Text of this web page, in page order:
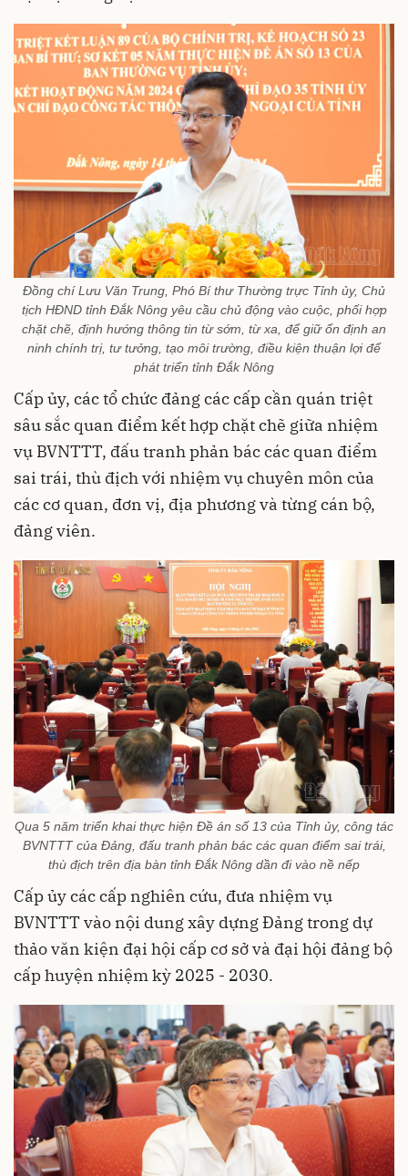
Đồng chí Lưu Văn Trung, Phó Bí thư Thường trực Tỉnh ủy, Chủ
tịch HĐND tỉnh Đắk Nông yêu cầu chủ động vào cuộc, phối hợp
chặt chẽ, định hướng thông tin từ sớm, từ xa, để giữ ổn định an
ninh chính trị, tư tưởng, tạo môi trường, điều kiện thuận lợi để
phát triển tỉnh Đắk Nông
Cấp ủy, các tổ chức đảng các cấp cần quán triệt
sâu sắc quan điểm kết hợp chặt chẽ giữa nhiệm
vụ BVNTTT, đấu tranh phản bác các quan điểm
sai trái, thù địch với nhiệm vụ chuyên môn của
các cơ quan, đơn vị, địa phương và từng cán bộ,
đảng viên.
Qua 5 năm triển khai thực hiện Đề án số 13 của Tỉnh ủy, công tác
BVNTTT của Đảng, đấu tranh phản bác các quan điểm sai trái,
thù địch trên địa bàn tỉnh Đắk Nông dần đi vào nề nếp
Cấp ủy các cấp nghiên cứu, đưa nhiệm vụ
BVNTTT vào nội dung xây dựng Đảng trong dự
thảo văn kiện đại hội cấp cơ sở và đại hội đảng bộ
cấp huyện nhiệm kỳ 2025 - 2030.